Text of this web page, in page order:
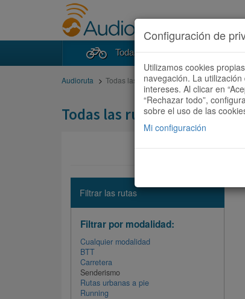
Todas las rutas
Audioruta Todas las rutas
Todas las rutas
Filtrar las rutas
Filtrar por modalidad:
Cualquier modalidad
BTT
Carretera
Senderismo
Rutas urbanas a pie
Running
Configuración de
Utilizamos cookies
navegación. La
intereses. Al clicar en
“Rechazar todo”,
sobre el uso de las
Mi configuración